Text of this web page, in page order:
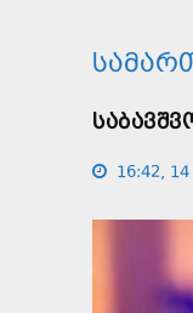
16:42,